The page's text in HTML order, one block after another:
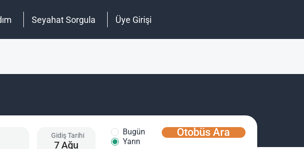
Seyahat Sorgula Üye Girişi
Gidiş Tarihi
7Ağu
Bugün
Yarın
Otobüs Ara